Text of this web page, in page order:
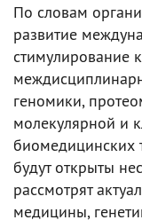
По словам
развитие
стимулирование
геномики,
молекулярной и
биомедицинских
будут открыты
рассмотрят
медицины,